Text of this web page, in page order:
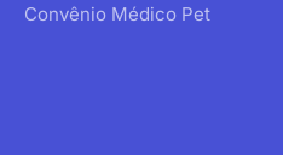
Convênio Médico Pet